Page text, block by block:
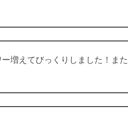
増えてびっくりしました！ま